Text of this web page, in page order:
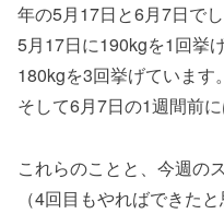
年の5月17日と6月7日でし
5月17日に190kgを1回挙
180kgを3回挙げています。
そして6月7日の1週間前
これらのことと、今週の
（4回目もやればできた